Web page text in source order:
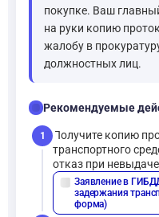
покупке. Ваш
на руки копию
жалобу в
должностных лиц.
checklistРекомендуемые
1
Получите копию
транспортного
отказ при
Заявление в
задержания
форма)